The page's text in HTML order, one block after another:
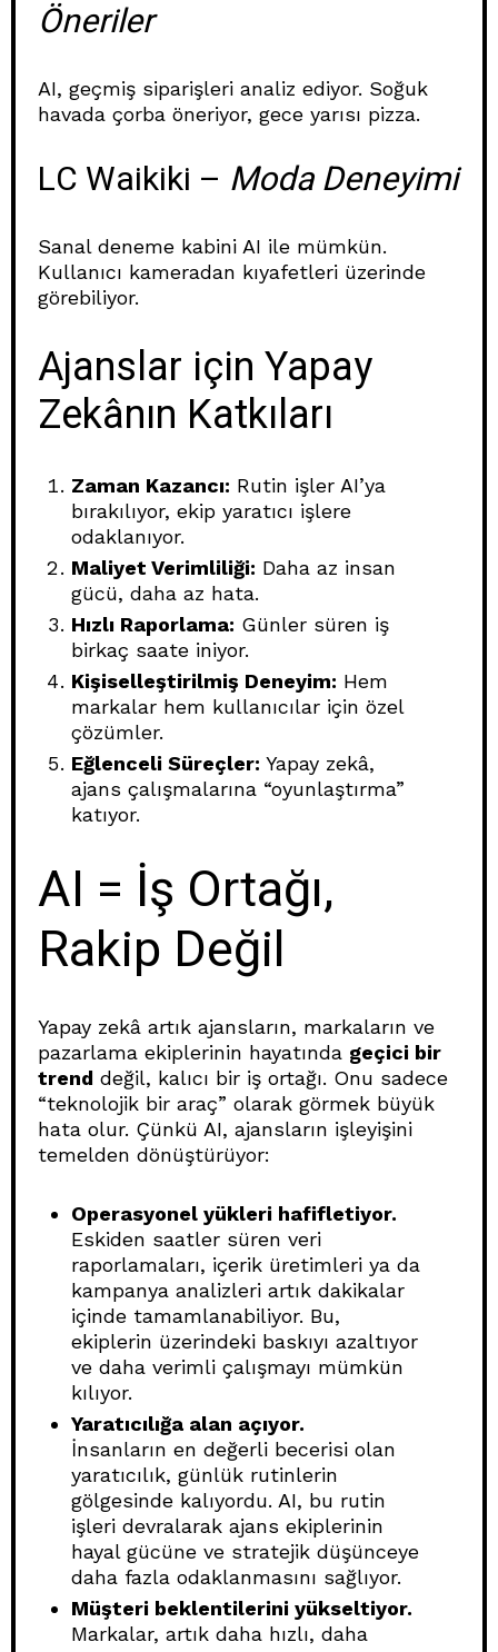
Öneriler
AI, geçmiş siparişleri analiz ediyor. Soğuk
havada çorba öneriyor, gece yarısı pizza.
LC Waikiki – Moda Deneyimi
Sanal deneme kabini AI ile mümkün.
Kullanıcı kameradan kıyafetleri üzerinde
görebiliyor.
Ajanslar için Yapay
Zekânın Katkıları
Zaman Kazancı: Rutin işler AI’ya
bırakılıyor, ekip yaratıcı işlere
odaklanıyor.
Maliyet Verimliliği: Daha az insan
gücü, daha az hata.
Hızlı Raporlama: Günler süren iş
birkaç saate iniyor.
Kişiselleştirilmiş Deneyim: Hem
markalar hem kullanıcılar için özel
çözümler.
Eğlenceli Süreçler: Yapay zekâ,
ajans çalışmalarına “oyunlaştırma”
katıyor.
AI = İş Ortağı,
Rakip Değil
Yapay zekâ artık ajansların, markaların ve
pazarlama ekiplerinin hayatında geçici bir
trend değil, kalıcı bir iş ortağı. Onu sadece
“teknolojik bir araç” olarak görmek büyük
hata olur. Çünkü AI, ajansların işleyişini
temelden dönüştürüyor:
Operasyonel yükleri hafifletiyor.
Eskiden saatler süren veri
raporlamaları, içerik üretimleri ya da
kampanya analizleri artık dakikalar
içinde tamamlanabiliyor. Bu,
ekiplerin üzerindeki baskıyı azaltıyor
ve daha verimli çalışmayı mümkün
kılıyor.
Yaratıcılığa alan açıyor.
İnsanların en değerli becerisi olan
yaratıcılık, günlük rutinlerin
gölgesinde kalıyordu. AI, bu rutin
işleri devralarak ajans ekiplerinin
hayal gücüne ve stratejik düşünceye
daha fazla odaklanmasını sağlıyor.
Müşteri beklentilerini yükseltiyor.
Markalar, artık daha hızlı, daha